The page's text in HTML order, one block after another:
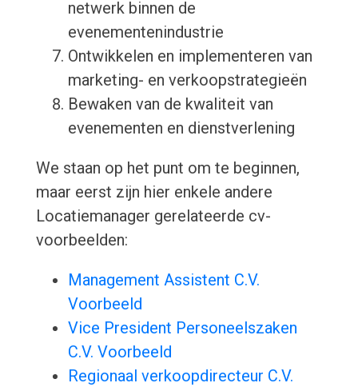
netwerk binnen de
evenementenindustrie
Ontwikkelen en implementeren van
marketing- en verkoopstrategieën
Bewaken van de kwaliteit van
evenementen en dienstverlening
We staan op het punt om te beginnen,
maar eerst zijn hier enkele andere
Locatiemanager gerelateerde cv-
voorbeelden:
Management Assistent C.V.
Voorbeeld
Vice President Personeelszaken
C.V. Voorbeeld
Regionaal verkoopdirecteur C.V.